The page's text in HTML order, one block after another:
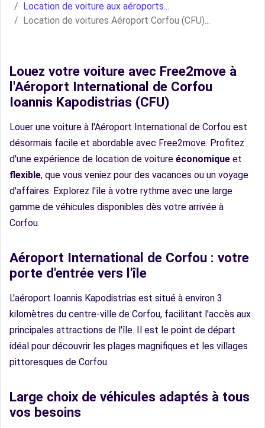
Location de voiture aux aéroports...
Location de voitures Aéroport Corfou (CFU)...
Louez votre voiture avec Free2move à
l'Aéroport International de Corfou
Ioannis Kapodistrias (CFU)
Louer une voiture à l'Aéroport International de Corfou est
désormais facile et abordable avec Free2move. Profitez
d'une expérience de location de voiture économique et
flexible, que vous veniez pour des vacances ou un voyage
d'affaires. Explorez l'île à votre rythme avec une large
gamme de véhicules disponibles dès votre arrivée à
Corfou.
Aéroport International de Corfou : votre
porte d'entrée vers l'île
L'aéroport Ioannis Kapodistrias est situé à environ 3
kilomètres du centre-ville de Corfou, facilitant l'accès aux
principales attractions de l'île. Il est le point de départ
idéal pour découvrir les plages magnifiques et les villages
pittoresques de Corfou.
Large choix de véhicules adaptés à tous
vos besoins